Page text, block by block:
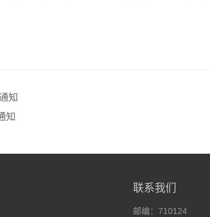
知
知
联系我们
邮编：710124